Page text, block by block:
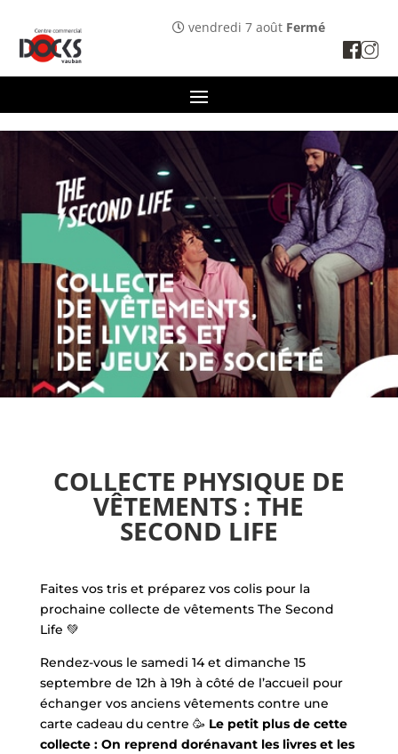
vendredi 7 août Fermé
COLLECTE PHYSIQUE DE
VÊTEMENTS : THE
SECOND LIFE
Faites vos tris et préparez vos colis pour la
prochaine collecte de vêtements The Second
Life 💚
Rendez-vous le samedi 14 et dimanche 15
septembre de 12h à 19h à côté de l’accueil pour
échanger vos anciens vêtements contre une
carte cadeau du centre 🥳 Le petit plus de cette
collecte : On reprend dorénavant les livres et les